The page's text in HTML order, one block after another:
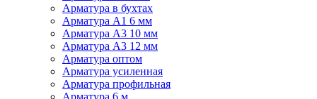
Арматура в бухтах
Арматура А1 6 мм
Арматура А3 10 мм
Арматура А3 12 мм
Арматура оптом
Арматура усиленная
Арматура профильная
Арматура 6 м